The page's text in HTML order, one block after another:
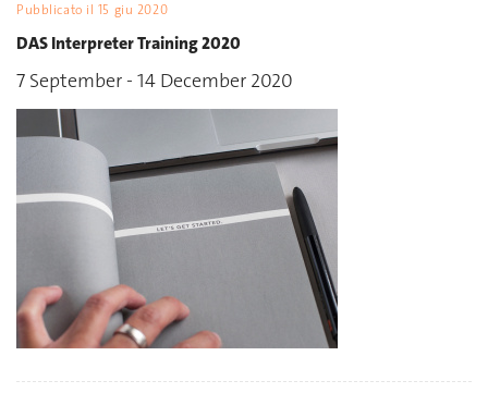
Pubblicato il 15 giu 2020
DAS Interpreter Training 2020
7 September - 14 December 2020